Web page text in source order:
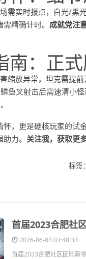
需实时报点，白光/黑
精确计时。 成就党注
：正式
缩放异常，坦克需提
鱼叉射击后需速清小怪
，更是硬核玩家的试
力。 关注我，获取更
标签：
首届2023合肥社
2026-06-03 03:48:33
首届2023合肥社区团购新